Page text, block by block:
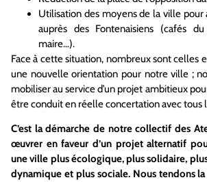
Utilisation des moyens de la ville pour
auprès des Fontenaisiens (cafés
maire…).
Face à cette situation, nombreux sont celles
une nouvelle orientation pour notre ville ;
mobiliser au service d’un projet ambitieux
être conduit en réelle concertation avec tous
C’est la démarche de notre collectif des
œuvrer en faveur d’un projet alternatif
une ville plus écologique, plus solidaire,
dynamique et plus sociale. Nous tendons